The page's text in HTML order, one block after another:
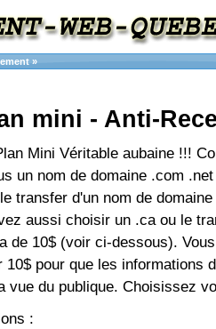
»
mini - Anti-
Mini Véritable aubaine !!!
un nom de domaine .com
transfer d'un nom de
aussi choisir un .ca ou le
de 10$ (voir ci-dessous).
10$ pour que les informations
vue du publique. Choisissez
: